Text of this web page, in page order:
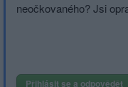
neočkovaného? Jsi
Přihlásit se a odpovědět